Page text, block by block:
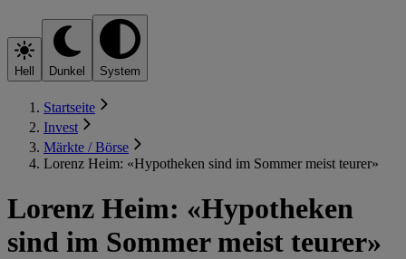
Hell Dunkel System
Startseite
Invest
Märkte / Börse
Lorenz Heim: «Hypotheken sind im Sommer meist teurer»
Lorenz Heim: «Hypotheken
sind im Sommer meist teurer»